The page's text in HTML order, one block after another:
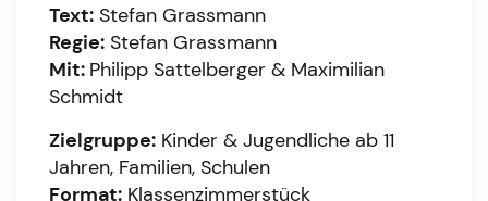
Text: Stefan Grassmann
Regie: Stefan Grassmann
Mit: Philipp Sattelberger & Maximilian
Schmidt
Zielgruppe: Kinder & Jugendliche ab 11
Jahren, Familien, Schulen
Format: Klassenzimmerstück